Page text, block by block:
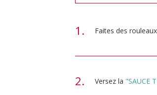
Faites des
Versez la "SAUCE